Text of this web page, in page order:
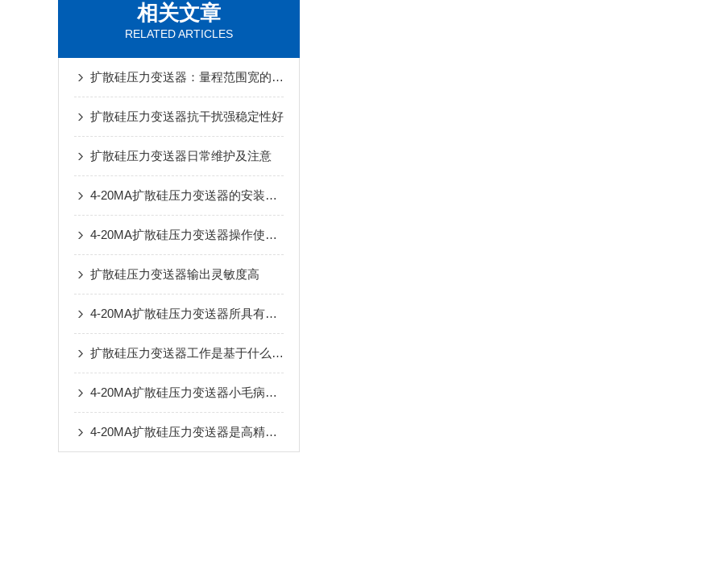
相关文章
RELATED ARTICLES
扩散硅压力变送器：量程范围宽的优势与应用
扩散硅压力变送器抗干扰强稳定性好
扩散硅压力变送器日常维护及注意
4-20MA扩散硅压力变送器的安装技巧和最佳实践
4-20MA扩散硅压力变送器操作使用流程
扩散硅压力变送器输出灵敏度高
4-20MA扩散硅压力变送器所具有的六大特点值得你收藏
扩散硅压力变送器工作是基于什么原理来进行的
4-20MA扩散硅压力变送器小毛病不可怕,学会自我处理即可
4-20MA扩散硅压力变送器是高精度压力测量的可靠产品